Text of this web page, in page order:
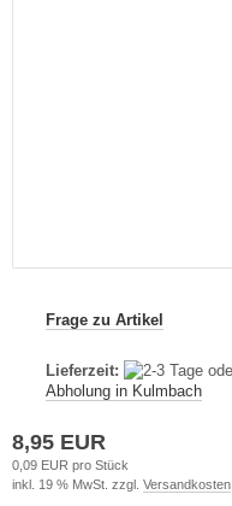
Frage zu Artikel
Lieferzeit:
Abholung in Kulmbach
8,95 EUR
0,09 EUR pro Stück
inkl. 19 % MwSt. zzgl. Versandkosten